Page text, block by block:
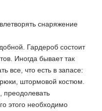
снаряжение
Гардероб состоит
Иногда бывает так
все, что есть в запасе:
штормовой костюм.
преодолевать
этого необходимо